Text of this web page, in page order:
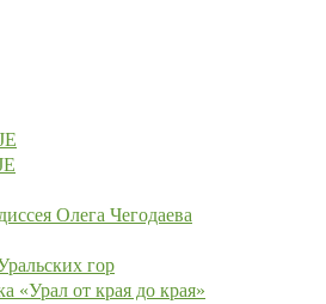
Олега Чегодаева
гор
«Урал от края до края»